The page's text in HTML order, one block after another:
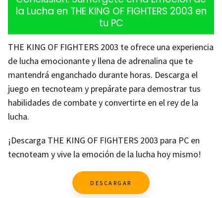
la Lucha en THE KING OF FIGHTERS 2003 en
tu PC
THE KING OF FIGHTERS 2003 te ofrece una experiencia
de lucha emocionante y llena de adrenalina que te
mantendrá enganchado durante horas. Descarga el
juego en tecnoteam y prepárate para demostrar tus
habilidades de combate y convertirte en el rey de la
lucha.
¡Descarga THE KING OF FIGHTERS 2003 para PC en
tecnoteam y vive la emoción de la lucha hoy mismo!
DESCARGAR